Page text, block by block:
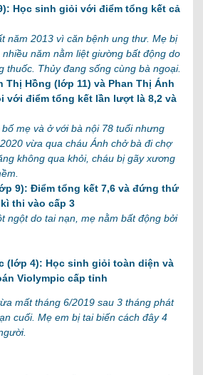
Học sinh giỏi với điểm tổng kết cả
năm 2013 vì căn bệnh ung thư. Mẹ bị
năm nằm liệt giường bất động do
thuốc. Thủy đang sống cùng bà ngoại.
Thị Hồng (lớp 11) và Phan Thị Ánh
với điểm tổng kết lần lượt là 8,2 và
mẹ và ở với bà nội 78 tuổi nhưng
vừa qua cháu Ánh chở bà đi chợ
không qua khỏi, cháu bị gãy xương
9): Điểm tổng kết 7,6 và đứng thứ
thi vào cấp 3
ngột do tai nạn, mẹ nằm bất động bởi
(lớp 4): Học sinh giỏi toàn diện và
Violympic cấp tỉnh
mất tháng 6/2019 sau 3 tháng phát
cuối. Mẹ em bị tai biến cách đây 4